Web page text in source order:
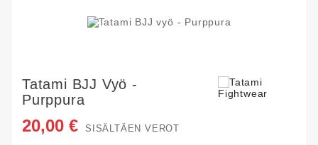
Tatami BJJ Vyö -
Purppura
20,00 € SISÄLTÄEN VEROT